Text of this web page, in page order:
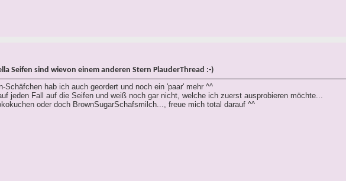
Seifen sind wievon einem anderen Stern PlauderThread :-)
Schäfchen hab ich auch geordert und noch ein 'paar' mehr ^^
jeden Fall auf die Seifen und weiß noch gar nicht, welche ich zuerst ausprobieren möchte...
oder doch BrownSugarSchafsmilch..., freue mich total darauf ^^